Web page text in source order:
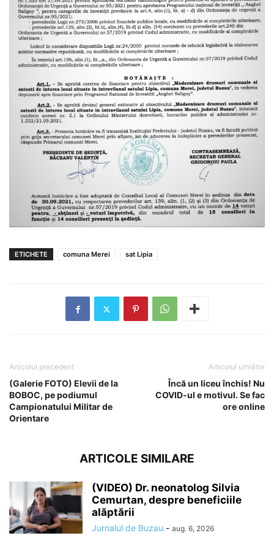
ETICHETE comuna Merei sat Lipia
Articolul precedent
(Galerie FOTO) Elevii de la
BOBOC, pe podiumul
Campionatului Militar de
Orientare
Articolul următor
Încă un liceu închis! Nu
COVID-ul e motivul. Se fac
ore online
ARTICOLE SIMILARE
(VIDEO) Dr. neonatolog Silvia
Cemurtan, despre beneficiile
alăptării
Jurnalul de Buzau - aug. 6, 2026